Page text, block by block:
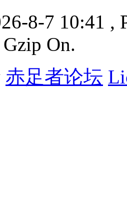
8-7 10:41 ,
On.
赤足者论坛